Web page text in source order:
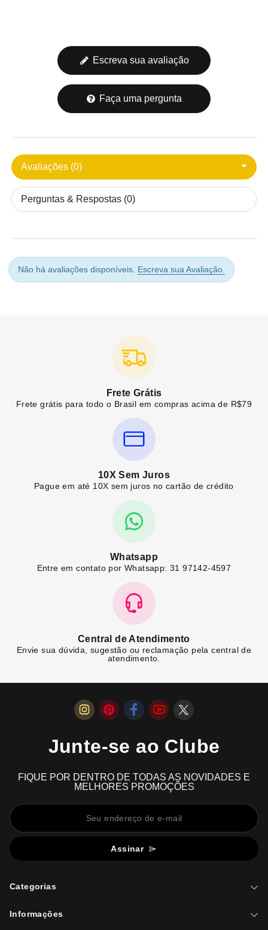
Escreva sua avaliação
Faça uma pergunta
Avaliações (0)
Perguntas & Respostas (0)
Não há avaliações disponíveis. Escreva sua Avaliação.
Frete Grátis
Frete grátis para todo o Brasil em compras acima de R$79
10X Sem Juros
Pague em até 10X sem juros no cartão de crédito
Whatsapp
Entre em contato por Whatsapp: 31 97142-4597
Central de Atendimento
Envie sua dúvida, sugestão ou reclamação pela central de
atendimento.
Junte-se ao Clube
FIQUE POR DENTRO DE TODAS AS NOVIDADES E
MELHORES PROMOÇÕES
Assinar
Categorias
Informações